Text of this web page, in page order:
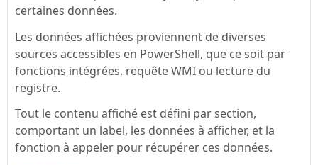
certaines données.
Les données affichées proviennent de diverses
sources accessibles en PowerShell, que ce soit par
fonctions intégrées, requête WMI ou lecture du
registre.
Tout le contenu affiché est défini par section,
comportant un label, les données à afficher, et la
fonction à appeler pour récupérer ces données.